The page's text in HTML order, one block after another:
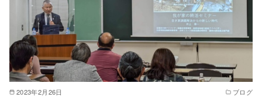
2023年2月26日 ブログ